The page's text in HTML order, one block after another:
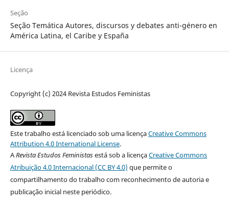
Seção
Seção Temática Autores, discursos y debates anti-género en
América Latina, el Caribe y España
Licença
Copyright (c) 2024 Revista Estudos Feministas
Este trabalho está licenciado sob uma licençaCreative Commons
Attribution 4.0 International License.
ARevista Estudos Feministasestá sob a licençaCreative Commons
Atribuição 4.0 Internacional (CC BY 4.0) que permite o
compartilhamento do trabalho com reconhecimento de autoria e
publicação inicial neste periódico.